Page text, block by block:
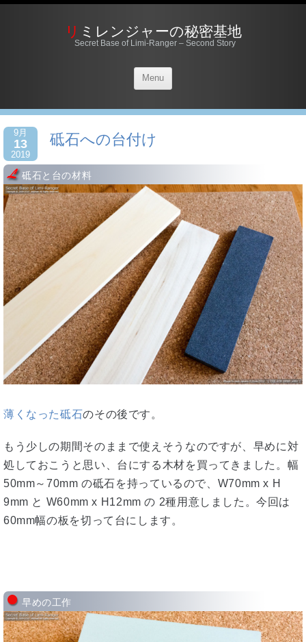
リミレンジャーの秘密基地
Secret Base of Limi-Ranger – Second Story
Menu
9月
13
2019
砥石への台付け
砥石と台の材料
薄くなった砥石のその後です。
もう少しの期間そのままで使えそうなのですが、早めに対
処しておこうと思い、台にする木材を買ってきました。幅
50mm～70mm の砥石を持っているので、W70mm x H
9mm と W60mm x H12mm の 2種用意しました。今回は
60mm幅の板を切って台にします。
早めの工作